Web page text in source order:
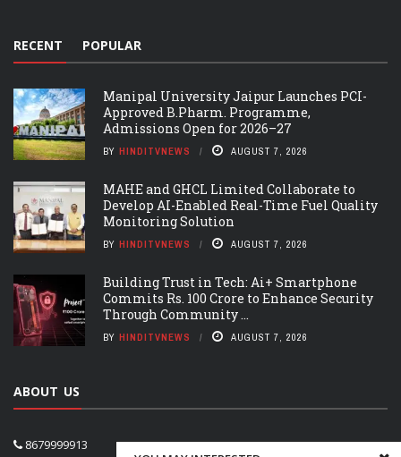
RECENT POPULAR
Manipal University Jaipur Launches PCI-
Approved B.Pharm. Programme,
Admissions Open for 2026–27
BY HINDITVNEWS AUGUST 7, 2026
MAHE and GHCL Limited Collaborate to
Develop AI-Enabled Real-Time Fuel Quality
Monitoring Solution
BY HINDITVNEWS AUGUST 7, 2026
Building Trust in Tech: Ai+ Smartphone
Commits Rs. 100 Crore to Enhance Security
Through Community ...
BY HINDITVNEWS AUGUST 7, 2026
ABOUT US
8679999913